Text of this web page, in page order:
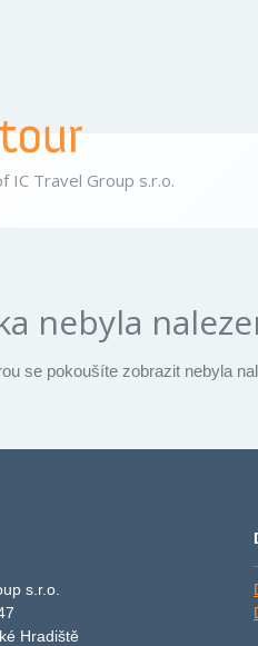
IC Travel Group s.r.o.
nebyla
se pokoušíte zobrazit nebyla
s.r.o.
Hradiště